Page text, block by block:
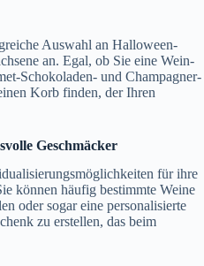
Auswahl an Halloween-
an. Egal, ob Sie eine Wein-
Schokoladen- und Champagner-
Korb finden, der Ihren
Geschmäcker
für ihre
können häufig bestimmte Weine
oder sogar eine personalisierte
zu erstellen, das beim